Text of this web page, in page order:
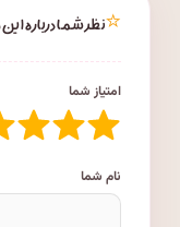
⭐نظر شما درباره
امتیاز شما
نام شما